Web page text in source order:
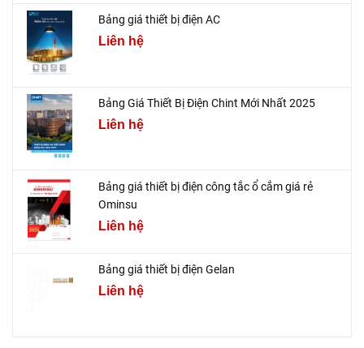
Bảng giá thiết bị điện AC
Liên hệ
Bảng Giá Thiết Bị Điện Chint Mới Nhất 2025
Liên hệ
Bảng giá thiết bị điện công tắc ổ cắm giá rẻ
Ominsu
Liên hệ
Bảng giá thiết bị điện Gelan
Liên hệ